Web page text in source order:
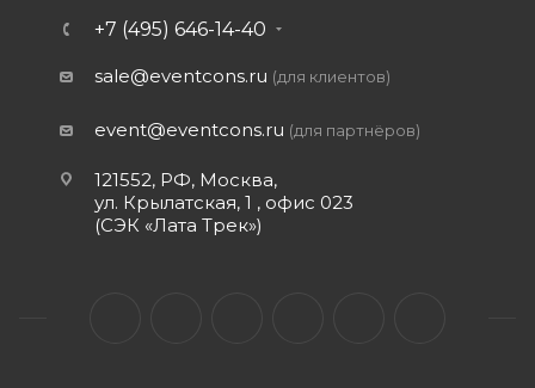
+7 (495) 646-14-40
sale@eventcons.ru (для клиентов)
event@eventcons.ru (для партнёров)
121552, РФ, Москва,
ул. Крылатская, 1 , офис 023
(СЭК «Лата Трек»)